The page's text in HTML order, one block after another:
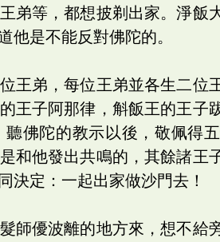
弟等，都想披剃出家。淨飯
他是不能反對佛陀的。
王弟，每位王弟並各生二位
王子阿那律，斛飯王的王子
佛陀的教示以後，敬佩得
和他發出共鳴的，其餘諸王
決定：一起出家做沙門去！
師優波離的地方來，想不給